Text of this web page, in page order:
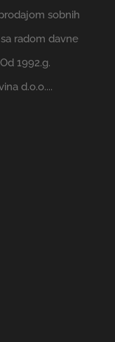
sobnih
radom davne
1992.g.
d.o.o....